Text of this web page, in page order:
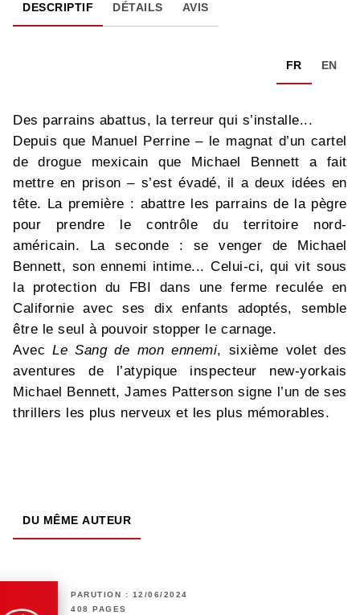
DESCRIPTIF DÉTAILS AVIS
FR EN
Des parrains abattus, la terreur qui s’installe...
Depuis que Manuel Perrine – le magnat d’un cartel
de drogue mexicain que Michael Bennett a fait
mettre en prison – s’est évadé, il a deux idées en
tête. La première : abattre les parrains de la pègre
pour prendre le contrôle du territoire nord-
américain. La seconde : se venger de Michael
Bennett, son ennemi intime... Celui-ci, qui vit sous
la protection du FBI dans une ferme reculée en
Californie avec ses dix enfants adoptés, semble
être le seul à pouvoir stopper le carnage.
AvecLe Sang de mon ennemi, sixième volet des
aventures de l’atypique inspecteur new-yorkais
Michael Bennett, James Patterson signe l’un de ses
thrillers les plus nerveux et les plus mémorables.
DU MÊME AUTEUR
PARUTION : 12/06/2024
408 PAGES